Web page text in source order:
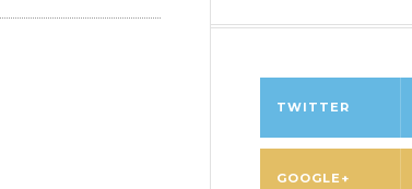
TWITTER
GOOGLE+